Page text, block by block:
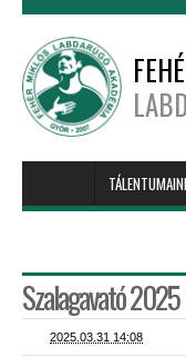
Szalagavató 2025
2025.03.31 14:08